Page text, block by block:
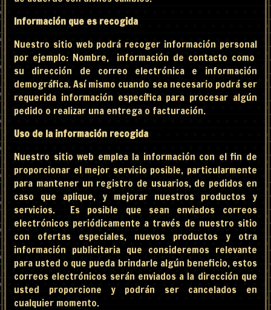
Información que es recogida
Nuestro sitio web podrá recoger información personal
por ejemplo: Nombre, información de contacto como
su dirección de correo electrónica e información
demográfica. Así mismo cuando sea necesario podrá ser
requerida información específica para procesar algún
pedido o realizar una entrega o facturación.
Uso de la información recogida
Nuestro sitio web emplea la información con el fin de
proporcionar el mejor servicio posible, particularmente
para mantener un registro de usuarios, de pedidos en
caso que aplique, y mejorar nuestros productos y
servicios. Es posible que sean enviados correos
electrónicos periódicamente a través de nuestro sitio
con ofertas especiales, nuevos productos y otra
información publicitaria que consideremos relevante
para usted o que pueda brindarle algún beneficio, estos
correos electrónicos serán enviados a la dirección que
usted proporcione y podrán ser cancelados en
cualquier momento.